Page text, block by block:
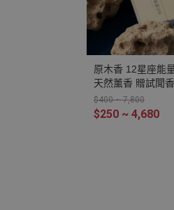
原木香 12星座能
天然薰香 贈試聞
座 巨蟹座 雙魚座
天秤座 金牛座 魔
$400 ~ 7,800
$250 ~ 4,680